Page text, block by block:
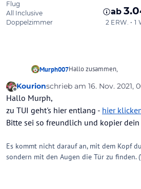
Murph007Hallo zusammen,
ich wollte eben über TUI
den
Die
steht dann "Erwachsener
Weiter oben stehen noch
Angebote:
Einzelbelegung
Es steht nichts von
jemand, was das dann
auch über Google nichts
Gruß
Offline
Kourionschrieb am 16. Nov. 2021,
zuletzt editiert von
Hallo Murph,
zu TUI geht's hier entlang - hier
Bitte sei so freundlich und kopier
Es kommt nicht darauf an, mit dem Kopf
sondern mit den Augen die Tür zu finden.